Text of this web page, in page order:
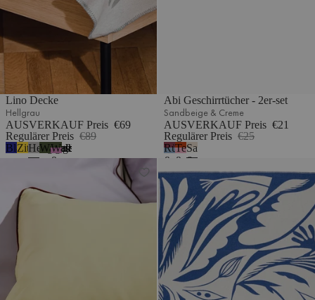
Lino Decke
Hellgrau
AUSVERKAUF Preis €69
Regulärer Preis €89
Blaubeermousse
Zitronengelb
Hellgrau
Waldgrün
Waldgrün
&
2
Abi Geschirrtücher - 2er-set
Sandbeige & Creme
AUSVERKAUF Preis €21
Regulärer Preis €25
Rübenrot
&
Himmelblau
Terrakotta
&
Blütenrosa
Sandbeige
&
Creme